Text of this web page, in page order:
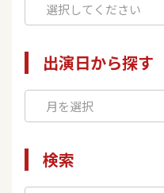
出演日から探す
検索